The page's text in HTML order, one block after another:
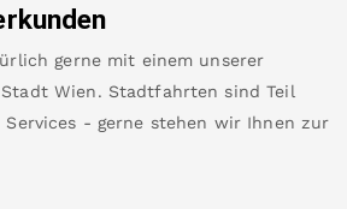
gerne mit einem unserer
Wien. Stadtfahrten sind Teil
Services - gerne stehen wir Ihnen zur